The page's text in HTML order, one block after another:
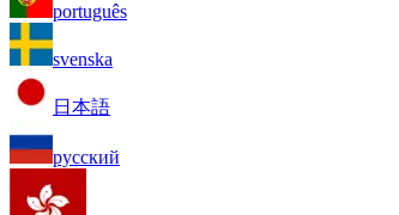
português
svenska
日本語
русский